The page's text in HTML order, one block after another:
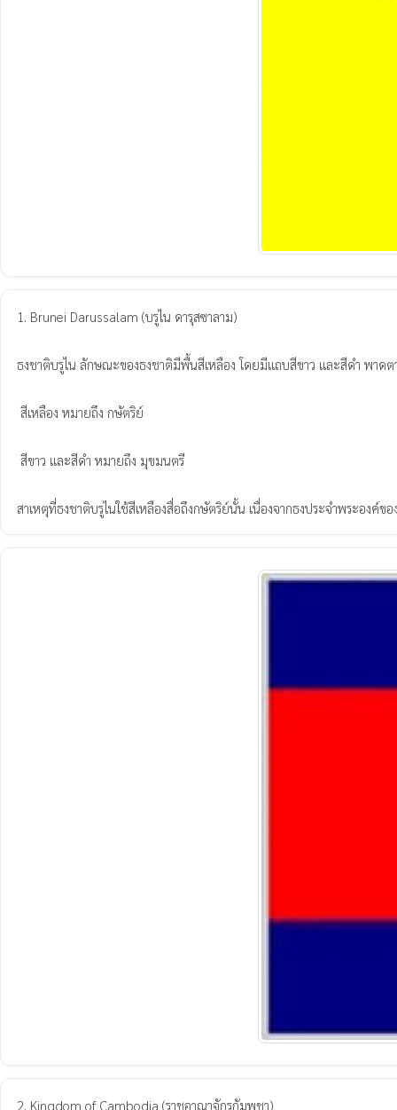
1. Brunei Darussalam (บรูไน ดารุสซาลาม)
ธงชาติบรูไน ลักษณะของธงชาติมีพื้นสีเหลือง โดยมีแถบสีขาว และสีดำ พา
สาเหตุที่ธงชาติบรูไนใช้สีเหลืองสื่อถึงกษัตริย์นั้น เนื่องจากธงประจำพระองค์ข
2. Kingdom of Cambodia (ราชอาณาจักรกัมพูชา)